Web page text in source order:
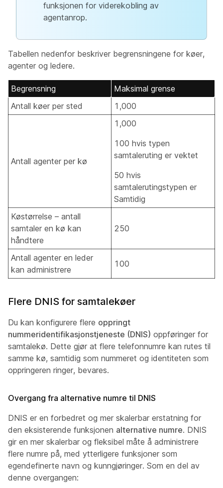
funksjonen for viderekobling av
agentanrop.
Tabellen nedenfor beskriver begrensningene for køer,
agenter og ledere.
Begrensning
Maksimal grense
Antall køer per sted
1,000
Antall agenter per kø
1,000
100 hvis typen
samtaleruting er vektet
50 hvis
samtalerutingstypen er
Samtidig
Køstørrelse – antall
samtaler en kø kan
håndtere
250
Antall agenter en leder
kan administrere
100
Flere DNIS for samtalekøer
Du kan konfigurere flere oppringt
nummeridentifikasjonstjeneste (DNIS) oppføringer for
samtalekø. Dette gjør at flere telefonnumre kan rutes til
samme kø, samtidig som nummeret og identiteten som
oppringeren ringer, bevares.
Overgang fra alternative numre til DNIS
DNIS er en forbedret og mer skalerbar erstatning for
den eksisterende funksjonen alternative numre. DNIS
gir en mer skalerbar og fleksibel måte å administrere
flere numre på, med ytterligere funksjoner som
egendefinerte navn og kunngjøringer. Som en del av
denne overgangen: